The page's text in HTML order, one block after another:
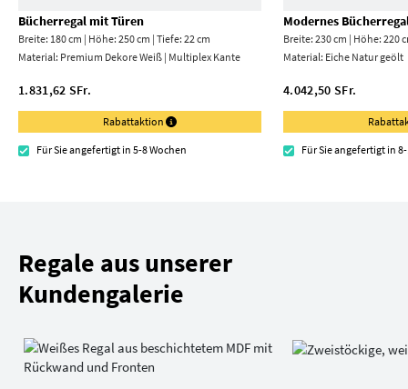
Bücherregal mit Türen
Breite: 180 cm | Höhe: 250 cm | Tiefe: 22 cm
Material: Premium Dekore Weiß | Multiplex Kante
1.831,62 SFr.
Rabattaktion
Für Sie angefertigt in 5-8 Wochen
Modernes
Breite: 230 cm | Höhe: 220
Material: Eiche Natur geölt
4.042,50 SFr.
Für Sie angefertigt in
Regale aus unserer
Kundengalerie